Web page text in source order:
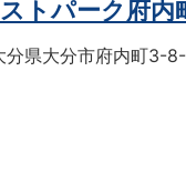
ストパーク府内
分県大分市府内町3-